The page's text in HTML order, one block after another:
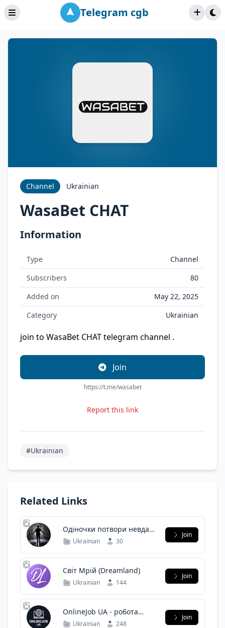
Telegram cgb
Channel Ukrainian
WasaBet CHAT
Information
Type
Channel
Subscribers
80
Added on
May 22, 2025
Category
Ukrainian
join to WasaBet CHAT telegram channel .
Join
https://t.me/wasabet
Report this link
#Ukrainian
Related Links
Одіночки потвори невдахи
соціофоби омежки
Ukrainian 30
Join
Світ Мрій (Dreamland)
Ukrainian 144
Join
OnlineJob UA - робота
онлайн
Ukrainian 248
Join